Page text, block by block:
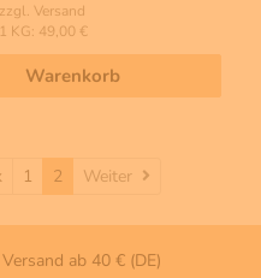
Versand
KG: 49,00 €
Warenkorb
Zurück
1 2 Weiter
ab 40 € (DE)